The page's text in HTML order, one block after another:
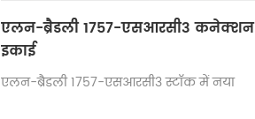
एलन-ब्रैडली 1757-एसआरसी3 कनेक्शन
इकाई
एलन-ब्रैडली 1757-एसआरसी3 स्टॉक में नया